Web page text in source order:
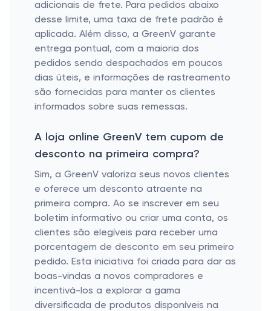
adicionais de frete. Para pedidos abaixo
desse limite, uma taxa de frete padrão é
aplicada. Além disso, a GreenV garante
entrega pontual, com a maioria dos
pedidos sendo despachados em poucos
dias úteis, e informações de rastreamento
são fornecidas para manter os clientes
informados sobre suas remessas.
A loja online GreenV tem cupom de
desconto na primeira compra?
Sim, a GreenV valoriza seus novos clientes
e oferece um desconto atraente na
primeira compra. Ao se inscrever em seu
boletim informativo ou criar uma conta, os
clientes são elegíveis para receber uma
porcentagem de desconto em seu primeiro
pedido. Esta iniciativa foi criada para dar as
boas-vindas a novos compradores e
incentivá-los a explorar a gama
diversificada de produtos disponíveis na